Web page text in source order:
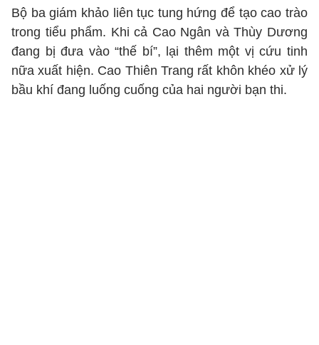
Bộ ba giám khảo liên tục tung hứng để tạo cao trào
trong tiểu phẩm. Khi cả Cao Ngân và Thùy Dương
đang bị đưa vào “thế bí”, lại thêm một vị cứu tinh
nữa xuất hiện. Cao Thiên Trang rất khôn khéo xử lý
bầu khí đang luống cuống của hai người bạn thi.